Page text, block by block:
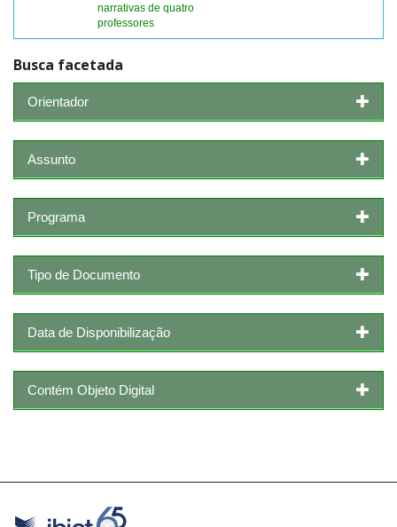
narrativas de quatro
professores
Busca facetada
Orientador
Assunto
Programa
Tipo de Documento
Data de Disponibilização
Contém Objeto Digital